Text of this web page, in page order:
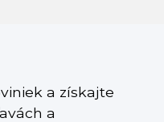
a získajte
a